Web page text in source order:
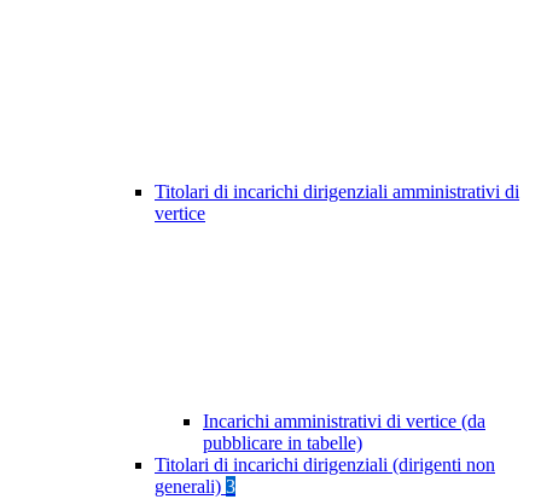
Titolari di incarichi dirigenziali amministrativi di
vertice
Incarichi amministrativi di vertice (da
pubblicare in tabelle)
Titolari di incarichi dirigenziali (dirigenti non
generali) 3